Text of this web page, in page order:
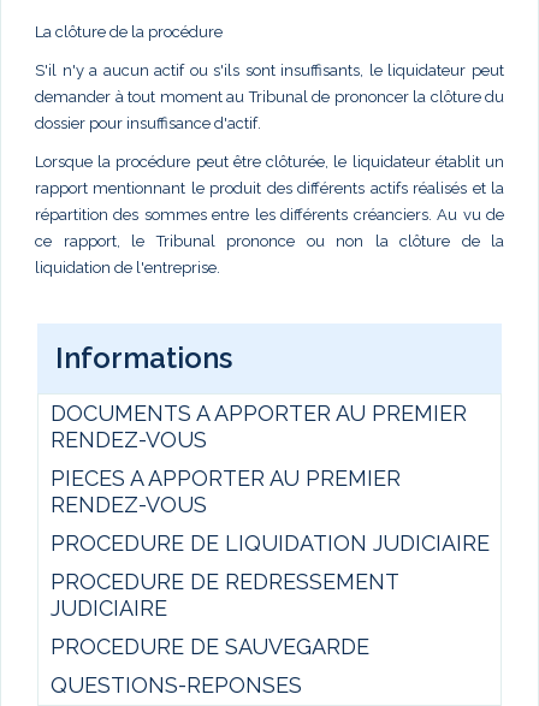
La clôture de la procédure
S'il n'y a aucun actif ou s'ils sont insuffisants, le liquidateur peut
demander à tout moment au Tribunal de prononcer la clôture du
dossier pour insuffisance d'actif.
Lorsque la procédure peut être clôturée, le liquidateur établit un
rapport mentionnant le produit des différents actifs réalisés et la
répartition des sommes entre les différents créanciers. Au vu de
ce rapport, le Tribunal prononce ou non la clôture de la
liquidation de l'entreprise.
Informations
DOCUMENTS A APPORTER AU PREMIER
RENDEZ-VOUS
PIECES A APPORTER AU PREMIER
RENDEZ-VOUS
PROCEDURE DE LIQUIDATION JUDICIAIRE
PROCEDURE DE REDRESSEMENT
JUDICIAIRE
PROCEDURE DE SAUVEGARDE
QUESTIONS-REPONSES